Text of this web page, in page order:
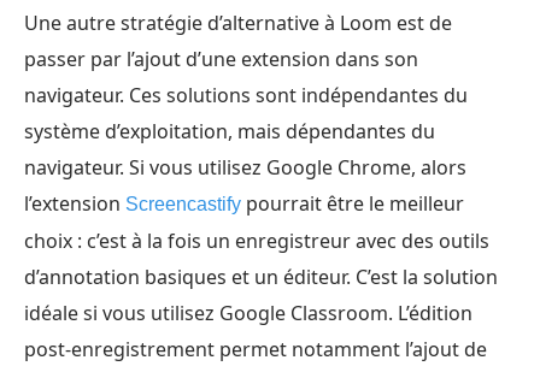
Une autre stratégie d’alternative à Loom est de
passer par l’ajout d’une extension dans son
navigateur. Ces solutions sont indépendantes du
système d’exploitation, mais dépendantes du
navigateur. Si vous utilisez Google Chrome, alors
l’extension Screencastify pourrait être le meilleur
choix : c’est à la fois un enregistreur avec des outils
d’annotation basiques et un éditeur. C’est la solution
idéale si vous utilisez Google Classroom. L’édition
post-enregistrement permet notamment l’ajout de